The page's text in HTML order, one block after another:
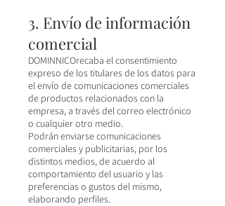
3. Envío de información
comercial
DOMINNICOrecaba el consentimiento
expreso de los titulares de los datos para
el envío de comunicaciones comerciales
de productos relacionados con la
empresa, a través del correo electrónico
o cualquier otro medio.
Podrán enviarse comunicaciones
comerciales y publicitarias, por los
distintos medios, de acuerdo al
comportamiento del usuario y las
preferencias o gustos del mismo,
elaborando perfiles.